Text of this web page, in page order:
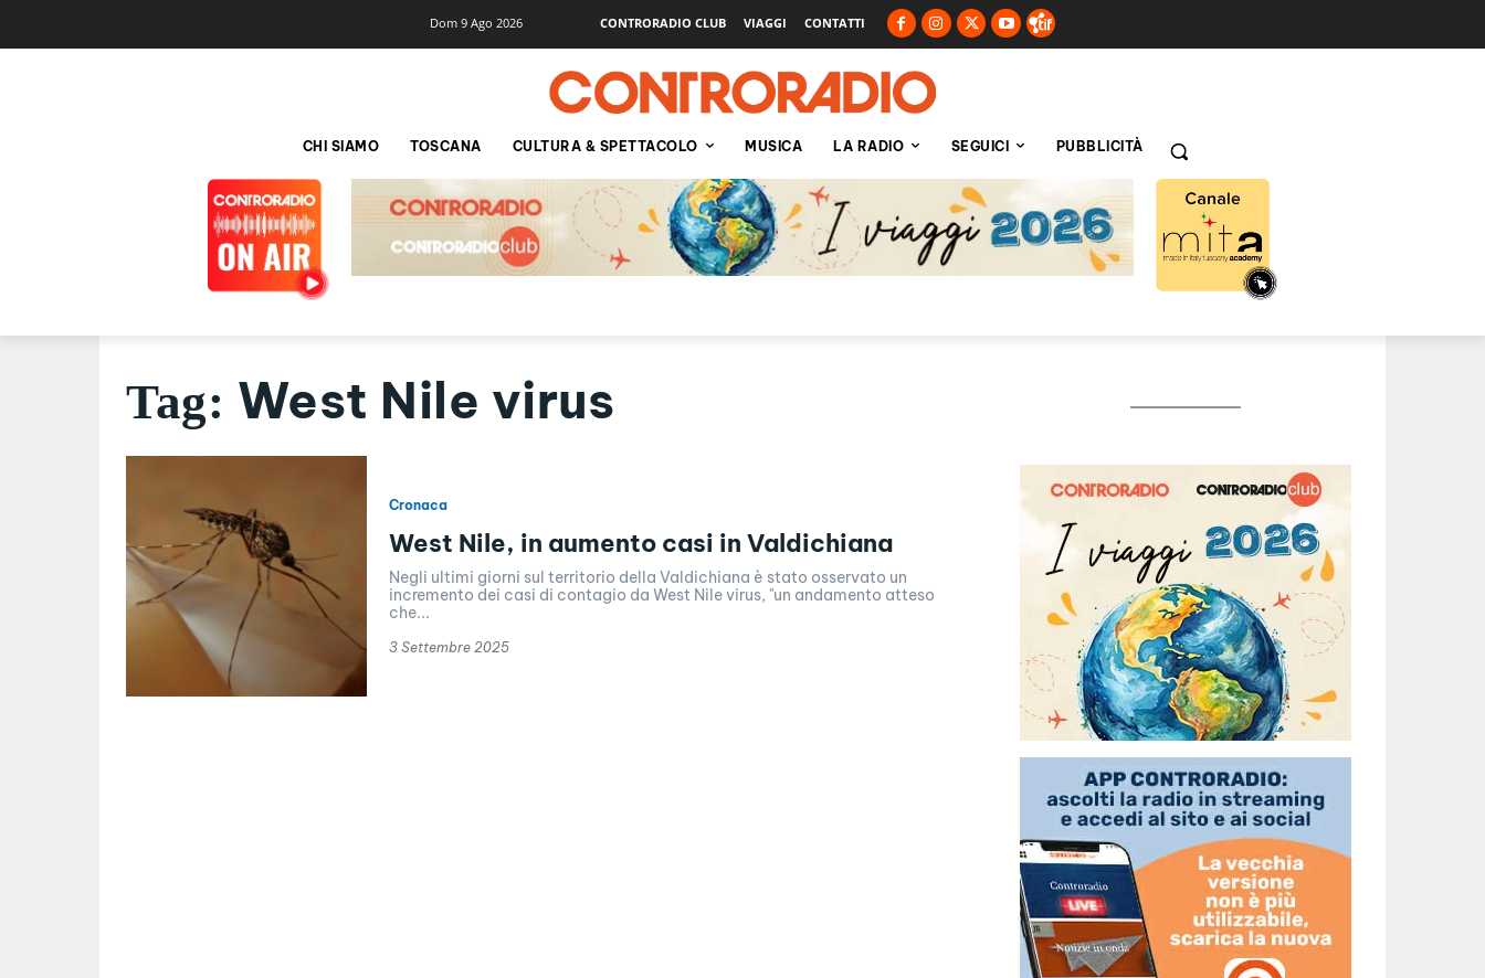
Dom 9 Ago 2026 CONTRORADIO CLUB VIAGGI CONTATTI
CHI SIAMO TOSCANA CULTURA & SPETTACOLO MUSICA LA RADIO SEGUICI PUBBLICITÀ
Tag: West Nile virus
Cronaca
West Nile, in aumento casi in Valdichiana
Negli ultimi giorni sul territorio della Valdichiana è stato osservato un
incremento dei casi di contagio da West Nile virus, "un andamento atteso
che...
3 Settembre 2025